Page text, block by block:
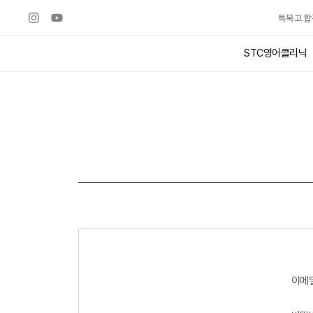
건너뛰기
특목고
STC영어클리닉
이메